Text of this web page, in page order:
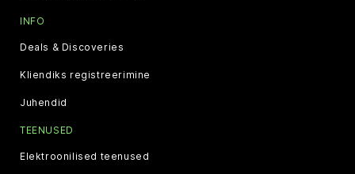
INFO
Deals & Discoveries
Kliendiks registreerimine
Juhendid
TEENUSED
Elektroonilised teenused